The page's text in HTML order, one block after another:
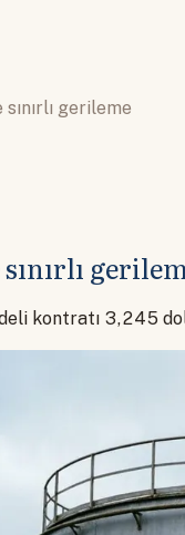
gerileme
kontratı 3,245